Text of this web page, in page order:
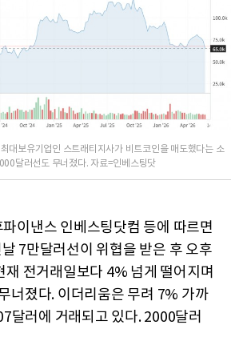
대보유기업인 스트래티지사가 비트코인을 매도했다는 소
달러선도 무너졌다. 자료=인베스팅닷
이낸스 인베스팅닷컴 등에 따르면
7만달러선이 위협을 받은 후 오후
재 전거래일보다 4% 넘게 떨어지며
너졌다. 이더리움은 무려 7% 가까
달러에 거래되고 있다. 2000달러